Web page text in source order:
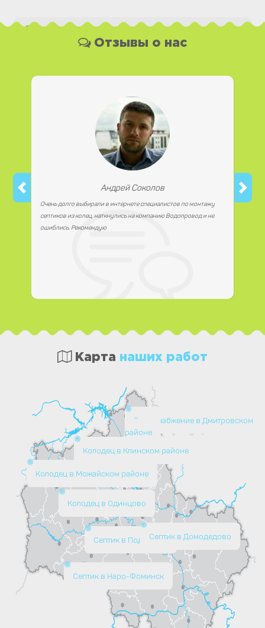
Вы можете оплатить наши услуги и необходимые
работаем с юридическими лицами.
Отзывы о нас
Андрей Соколов
Очень долго выбирали в интернете специалистов по монтажу
септиков из колец, наткнулись на компанию Водопровод и не
ошиблись. Рекомендую
Карта наших работ
Колодец в Одинцово
Септик в Подольске
Септик в Наро-Фоминск
Колодец в Клинском районе
Колодец в Можайском районе
Водоснабжение в Дмитровском
районе
Септик в Домодедово